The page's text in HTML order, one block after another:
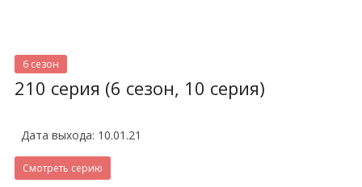
6 сезон
210 серия (6 сезон, 10 серия)
Дата выхода: 10.01.21
Смотреть серию